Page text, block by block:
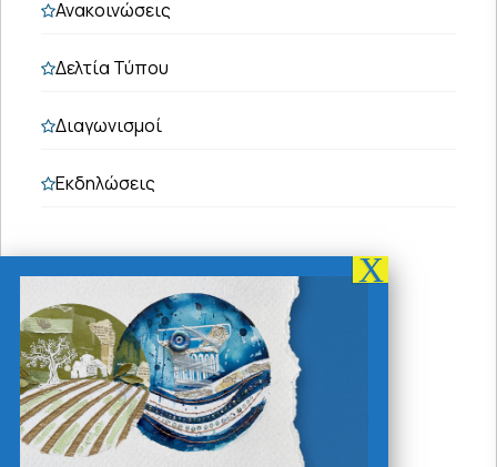
Ανακοινώσεις
Δελτία Τύπου
Διαγωνισμοί
Εκδηλώσεις
Τελευταία Νέα - Ανακοινώσεις
03/08/2026
ΑΝΑΚΟΙΝΩΣΗ ΣΟΧ 02/2026